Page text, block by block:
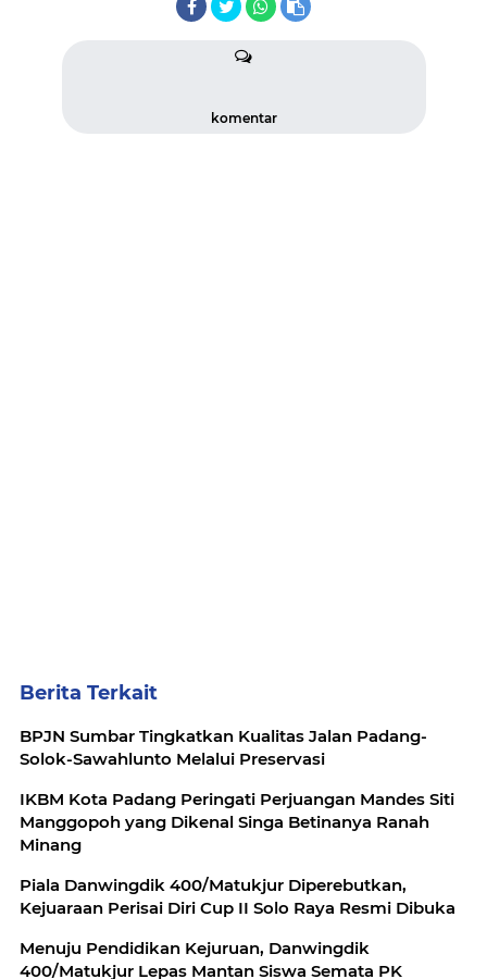
komentar
Berita Terkait
BPJN Sumbar Tingkatkan Kualitas Jalan Padang-
Solok-Sawahlunto Melalui Preservasi
IKBM Kota Padang Peringati Perjuangan Mandes Siti
Manggopoh yang Dikenal Singa Betinanya Ranah
Minang
Piala Danwingdik 400/Matukjur Diperebutkan,
Kejuaraan Perisai Diri Cup II Solo Raya Resmi Dibuka
Menuju Pendidikan Kejuruan, Danwingdik
400/Matukjur Lepas Mantan Siswa Semata PK